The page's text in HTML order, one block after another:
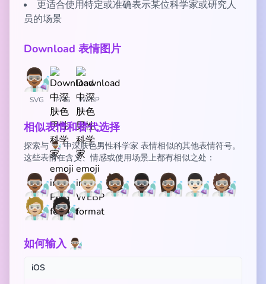
更适合使用特定或准确表示某位科学家或研究人
员的场景
Download 表情图片
SVG PNG WEBP
相似表情和替代选择
探索与 👨🏾‍🔬 中深肤色男性科学家 表情相似的其他表情符号。
这些表情在含义、情感或使用场景上都有相似之处：
👨🏾‍🔬👨🏽‍🔬👨🏼‍🔬🧑🏾‍🔬👨🏿‍🔬👩🏾‍🔬👨🏻‍🔬🧑🏽‍🔬
🧑🏼‍🔬🧑🏿‍🔬
如何输入 👨🏾‍🔬
iOS